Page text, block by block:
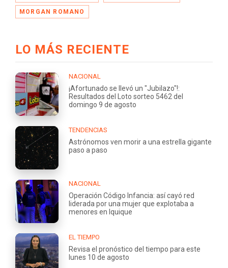
MORGAN ROMANO
LO MÁS RECIENTE
NACIONAL
¡Afortunado se llevó un "Jubilazo"!:
Resultados del Loto sorteo 5462 del
domingo 9 de agosto
TENDENCIAS
Astrónomos ven morir a una estrella gigante
paso a paso
NACIONAL
Operación Código Infancia: así cayó red
liderada por una mujer que explotaba a
menores en Iquique
EL TIEMPO
Revisa el pronóstico del tiempo para este
lunes 10 de agosto